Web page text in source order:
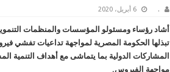
. 6 أبريل، 2020
أشاد رؤساء ومسئولو المؤسسات والمنظمات التنموية
تبذلها الحكومة المصرية لمواجهة تداعيات تفشي
المشاركات الدولية بما يتماشى مع أهداف التنمية
مواجهة الفيروس.